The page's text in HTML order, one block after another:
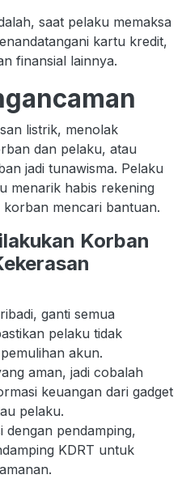
saat pelaku memaksa
kartu kredit,
finansial lainnya.
listrik, menolak
dan pelaku, atau
jadi tunawisma. Pelaku
menarik habis rekening
mencari bantuan.
Korban
ganti semua
pelaku tidak
akun.
aman, jadi cobalah
keuangan dari gadget
pelaku.
dengan pendamping,
KDRT untuk